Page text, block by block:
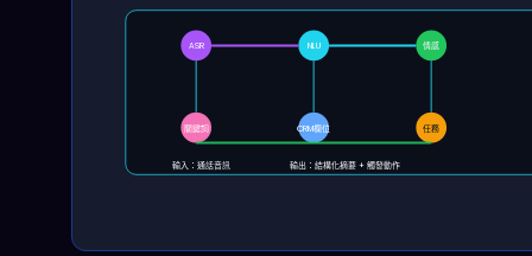
ASR NLU 情感
關鍵詞 CRM欄位 任務
輸入：通話音訊 輸出：結構化摘要 + 觸發動作